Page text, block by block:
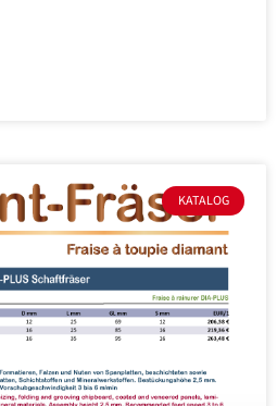
KATALOG